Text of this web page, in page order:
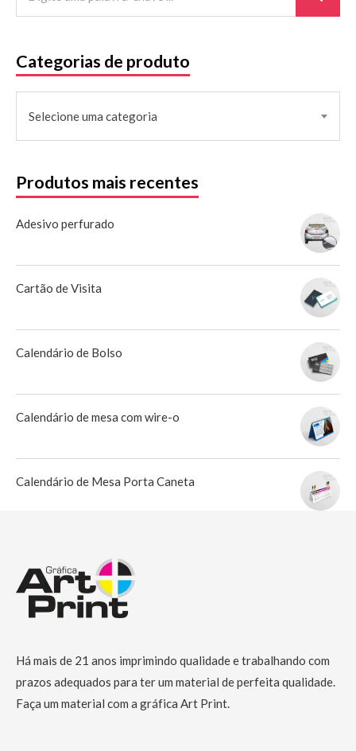
Categorias de produto
Selecione uma categoria
Produtos mais recentes
Adesivo perfurado
Cartão de Visita
Calendário de Bolso
Calendário de mesa com wire-o
Calendário de Mesa Porta Caneta
Há mais de 21 anos imprimindo qualidade e trabalhando com
prazos adequados para ter um material de perfeita qualidade.
Faça um material com a gráfica Art Print.